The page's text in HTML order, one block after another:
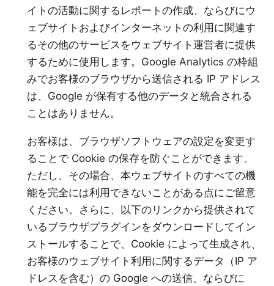
イトの活動に関するレポートの作成、ならびにウ
ェブサイトおよびインターネットの利用に関連す
るその他のサービスをウェブサイト運営者に提供
するために使用します。Google Analytics の枠組
みでお客様のブラウザから送信される IP アドレス
は、Google が保有する他のデータと統合される
ことはありません。
お客様は、ブラウザソフトウェアの設定を変更す
ることで Cookie の保存を防ぐことができます。
ただし、その場合、本ウェブサイトのすべての機
能を完全には利用できないことがある点にご留意
ください。さらに、以下のリンクから提供されて
いるブラウザプラグインをダウンロードしてイン
ストールすることで、Cookie によって生成され、
お客様のウェブサイト利用に関するデータ（IP ア
ドレスを含む）の Google への送信、ならびに